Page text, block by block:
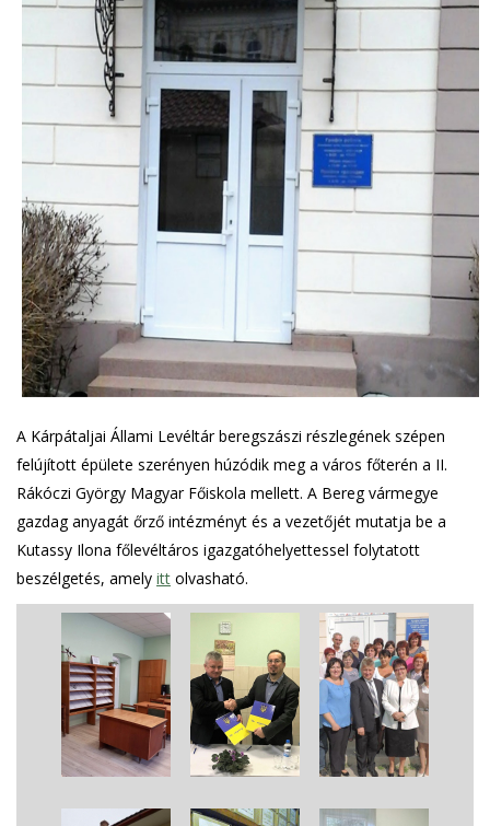
A Kárpátaljai Állami Levéltár beregszászi részlegének szépen
felújított épülete szerényen húzódik meg a város főterén a II.
Rákóczi György Magyar Főiskola mellett. A Bereg vármegye
gazdag anyagát őrző intézményt és a vezetőjét mutatja be a
Kutassy Ilona főlevéltáros igazgatóhelyettessel folytatott
beszélgetés, amely itt olvasható.